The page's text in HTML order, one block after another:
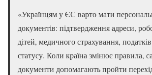
«Українцям у ЄС варто мати
документів: підтвердження адреси,
дітей, медичного страхування,
статусу. Коли країна змінює правила,
документи допомагають пройти